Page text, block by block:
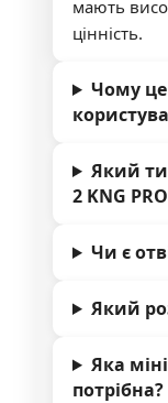
мають
цінність.
Чому
Який
2 KNG
Чи є
Який
Яка
потрібна?